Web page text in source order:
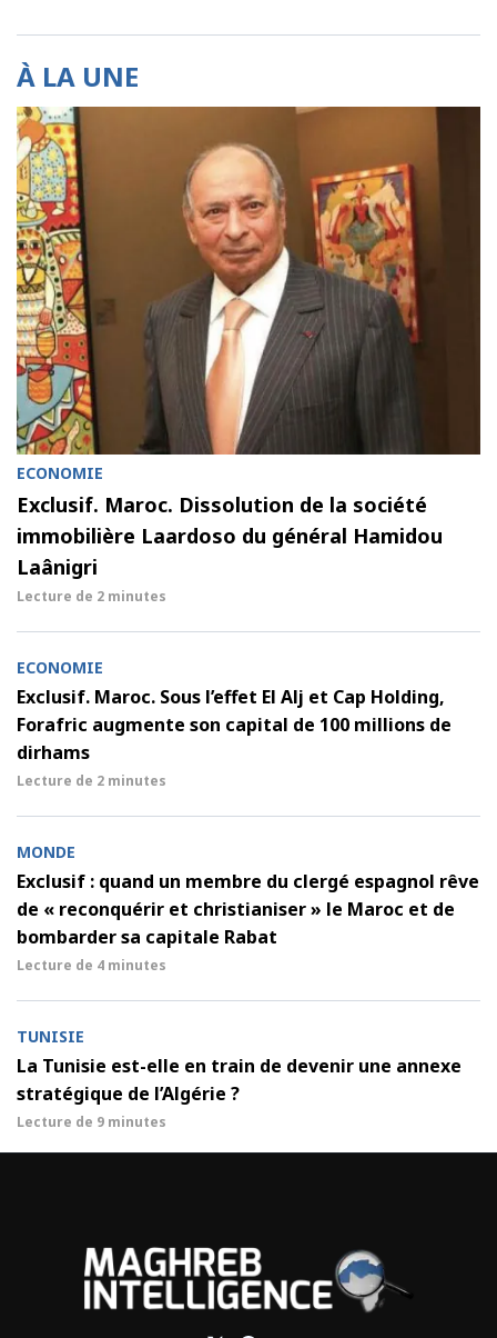
À LA UNE
ECONOMIE
Exclusif. Maroc. Dissolution de la société
immobilière Laardoso du général Hamidou
Laânigri
Lecture de 2 minutes
ECONOMIE
Exclusif. Maroc. Sous l’effet El Alj et Cap Holding,
Forafric augmente son capital de 100 millions de
dirhams
Lecture de 2 minutes
MONDE
Exclusif : quand un membre du clergé espagnol rêve
de « reconquérir et christianiser » le Maroc et de
bombarder sa capitale Rabat
Lecture de 4 minutes
TUNISIE
La Tunisie est-elle en train de devenir une annexe
stratégique de l’Algérie ?
Lecture de 9 minutes